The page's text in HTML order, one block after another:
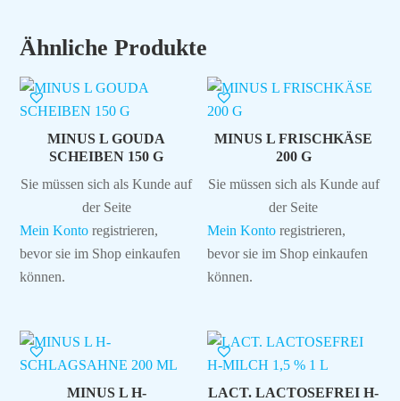
Ähnliche Produkte
MINUS L GOUDA
SCHEIBEN 150 G
Sie müssen sich als Kunde auf
der Seite
Mein Konto registrieren,
bevor sie im Shop einkaufen
können.
MINUS L FRISCHKÄSE
200 G
Sie müssen sich als Kunde auf
der Seite
Mein Konto registrieren,
bevor sie im Shop einkaufen
können.
MINUS L H-
LACT. LACTOSEFREI H-